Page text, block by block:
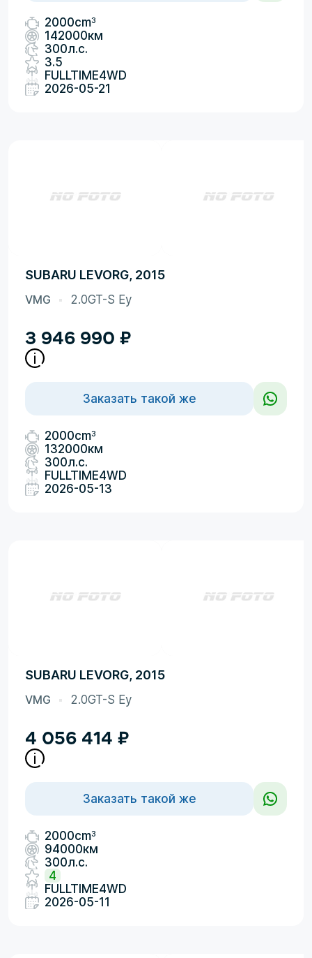
2000cm3
142000км
300л.с.
3.5
FULLTIME4WD
2026-05-21
SUBARU LEVORG, 2015
VMG 2.0GT-S Ey
3 946 990 ₽
Заказать такой же
2000cm3
132000км
300л.с.
FULLTIME4WD
2026-05-13
SUBARU LEVORG, 2015
VMG 2.0GT-S Ey
4 056 414 ₽
Заказать такой же
2000cm3
94000км
300л.с.
4
FULLTIME4WD
2026-05-11